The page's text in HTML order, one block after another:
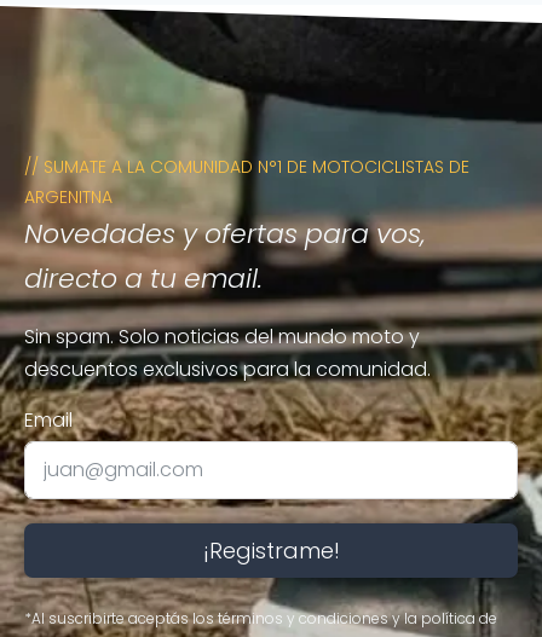
// SUMATE A LA COMUNIDAD N°1 DE MOTOCICLISTAS DE
ARGENITNA
Novedades y ofertas para vos,
directo a tu email.
Sin spam. Solo noticias del mundo moto y
descuentos exclusivos para la comunidad.
Email
¡Registrame!
*Al suscribirte aceptás los términos y condiciones y la política de